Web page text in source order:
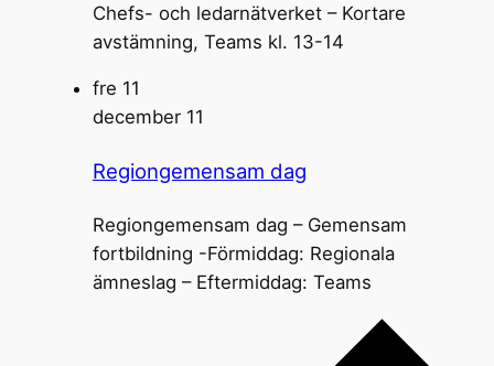
Chefs- och ledarnätverket – Kortare
avstämning, Teams kl. 13-14
fre 11
december 11
Regiongemensam dag
Regiongemensam dag – Gemensam
fortbildning -Förmiddag: Regionala
ämneslag – Eftermiddag: Teams